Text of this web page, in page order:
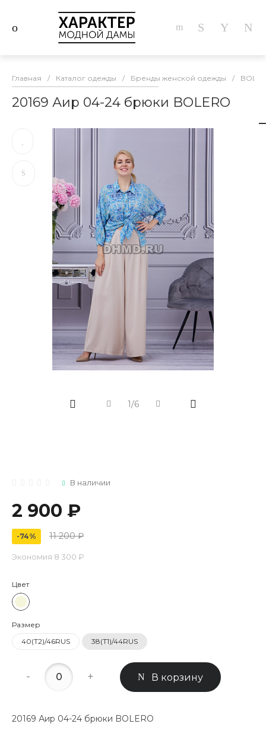
Главная / Каталог одежды / Бренды женской одежды /
20169 Аир 04-24 брюки BOLERO
1/6
В наличии
2 900 ₽
-74% 11 200 ₽
Экономия 8 300 ₽
Цвет
Размер
40(Т2)/46RUS
38(Т1)/44RUS
- + В корзину
20169 Аир 04-24 брюки BOLERO